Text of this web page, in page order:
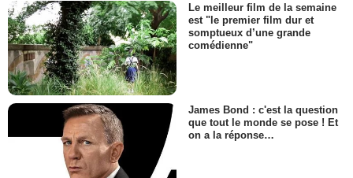
Le meilleur film de la semaine
est "le premier film dur et
somptueux d’une grande
comédienne"
James Bond : c'est la question
que tout le monde se pose ! Et
on a la réponse…